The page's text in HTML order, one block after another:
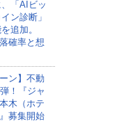
、「AIビッ
イン診断」
追加。
確率と想
ン】不動
！『ジャ
木（ホテ
募集開始